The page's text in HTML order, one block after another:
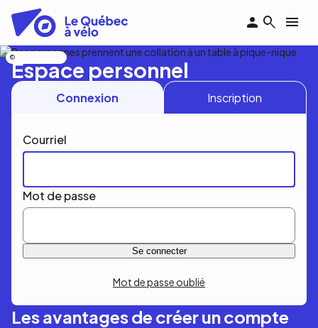
contenu
principal
Espace personnel
Connexion Inscription
Courriel
Mot de passe
Mot de passe oublié
Les avantages de créer un compte